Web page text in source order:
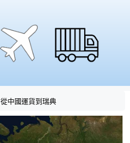
從中國運貨到瑞典